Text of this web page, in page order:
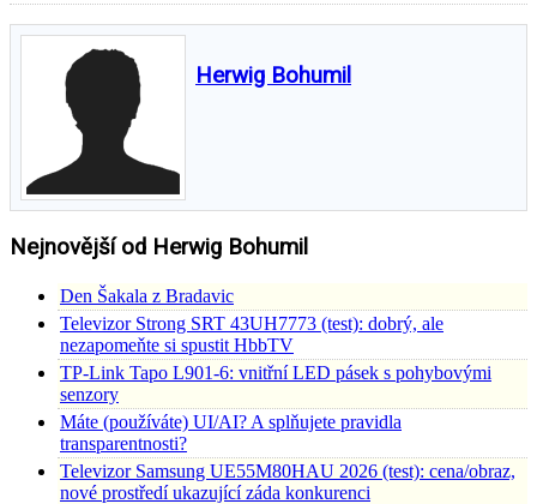
Herwig Bohumil
Nejnovější od Herwig Bohumil
Den Šakala z Bradavic
Televizor Strong SRT 43UH7773 (test): dobrý, ale
nezapomeňte si spustit HbbTV
TP-Link Tapo L901-6: vnitřní LED pásek s pohybovými
senzory
Máte (používáte) UI/AI? A splňujete pravidla
transparentnosti?
Televizor Samsung UE55M80HAU 2026 (test): cena/obraz,
nové prostředí ukazující záda konkurenci